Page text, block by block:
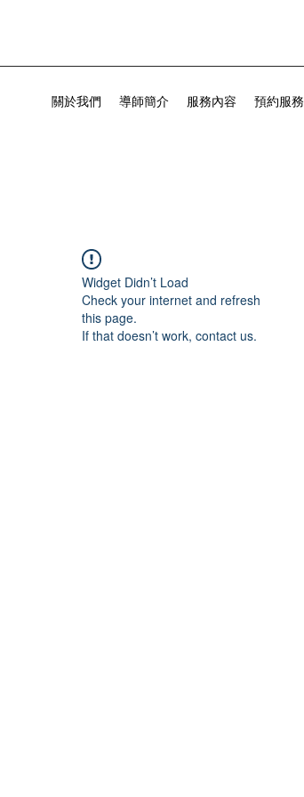
關於我們 導師簡介 服務內容 預約服務
Widget Didn’t Load
Check your internet and refresh
this page.
If that doesn’t work, contact us.